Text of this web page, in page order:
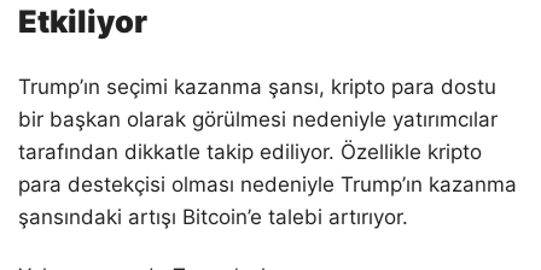
Etkiliyor
Trump’ın seçimi kazanma şansı, kripto para dostu
bir başkan olarak görülmesi nedeniyle yatırımcılar
tarafından dikkatle takip ediliyor. Özellikle kripto
para destekçisi olması nedeniyle Trump’ın kazanma
şansındaki artışı Bitcoin’e talebi artırıyor.